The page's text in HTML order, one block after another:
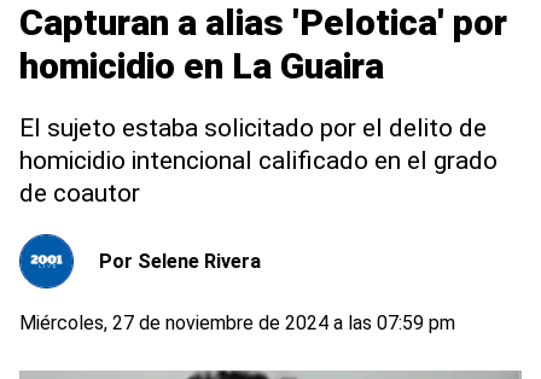
Capturan a alias 'Pelotica' por
homicidio en La Guaira
El sujeto estaba solicitado por el delito de
homicidio intencional calificado en el grado
de coautor
Por Selene Rivera
Miércoles, 27 de noviembre de 2024 a las 07:59 pm